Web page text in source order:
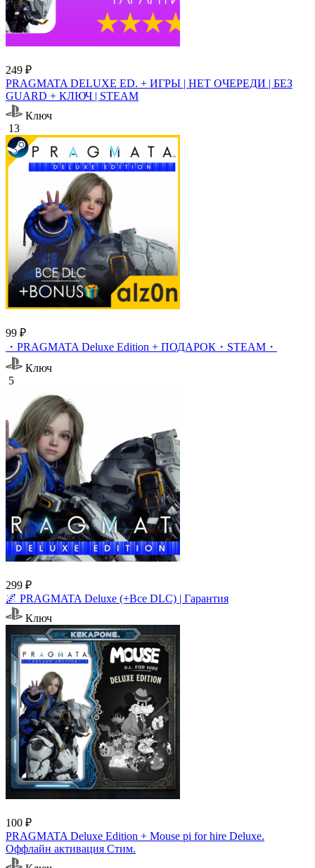
249 ₽
PRAGMATA DELUXE ED. + ИГРЫ | НЕТ ОЧЕРЕДИ | БЕЗ
GUARD + КЛЮЧ | STEAM
Ключ
13
99 ₽
・PRAGMATA Deluxe Edition + ПОДАРОК・STEAM・
Ключ
5
299 ₽
🌌 PRAGMATA Deluxe (+Все DLC) | Гарантия
Ключ
100 ₽
PRAGMATA Deluxe Edition + Mouse pi for hire Deluxe.
Оффлайн активация Cтим.